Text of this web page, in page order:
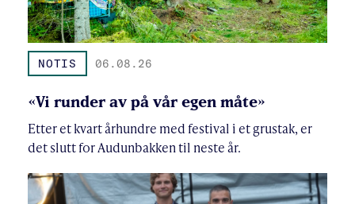
NOTIS 06.08.26
«Vi runder av på vår egen måte»
Etter et kvart århundre med festival i et grustak, er
det slutt for Audunbakken til neste år.